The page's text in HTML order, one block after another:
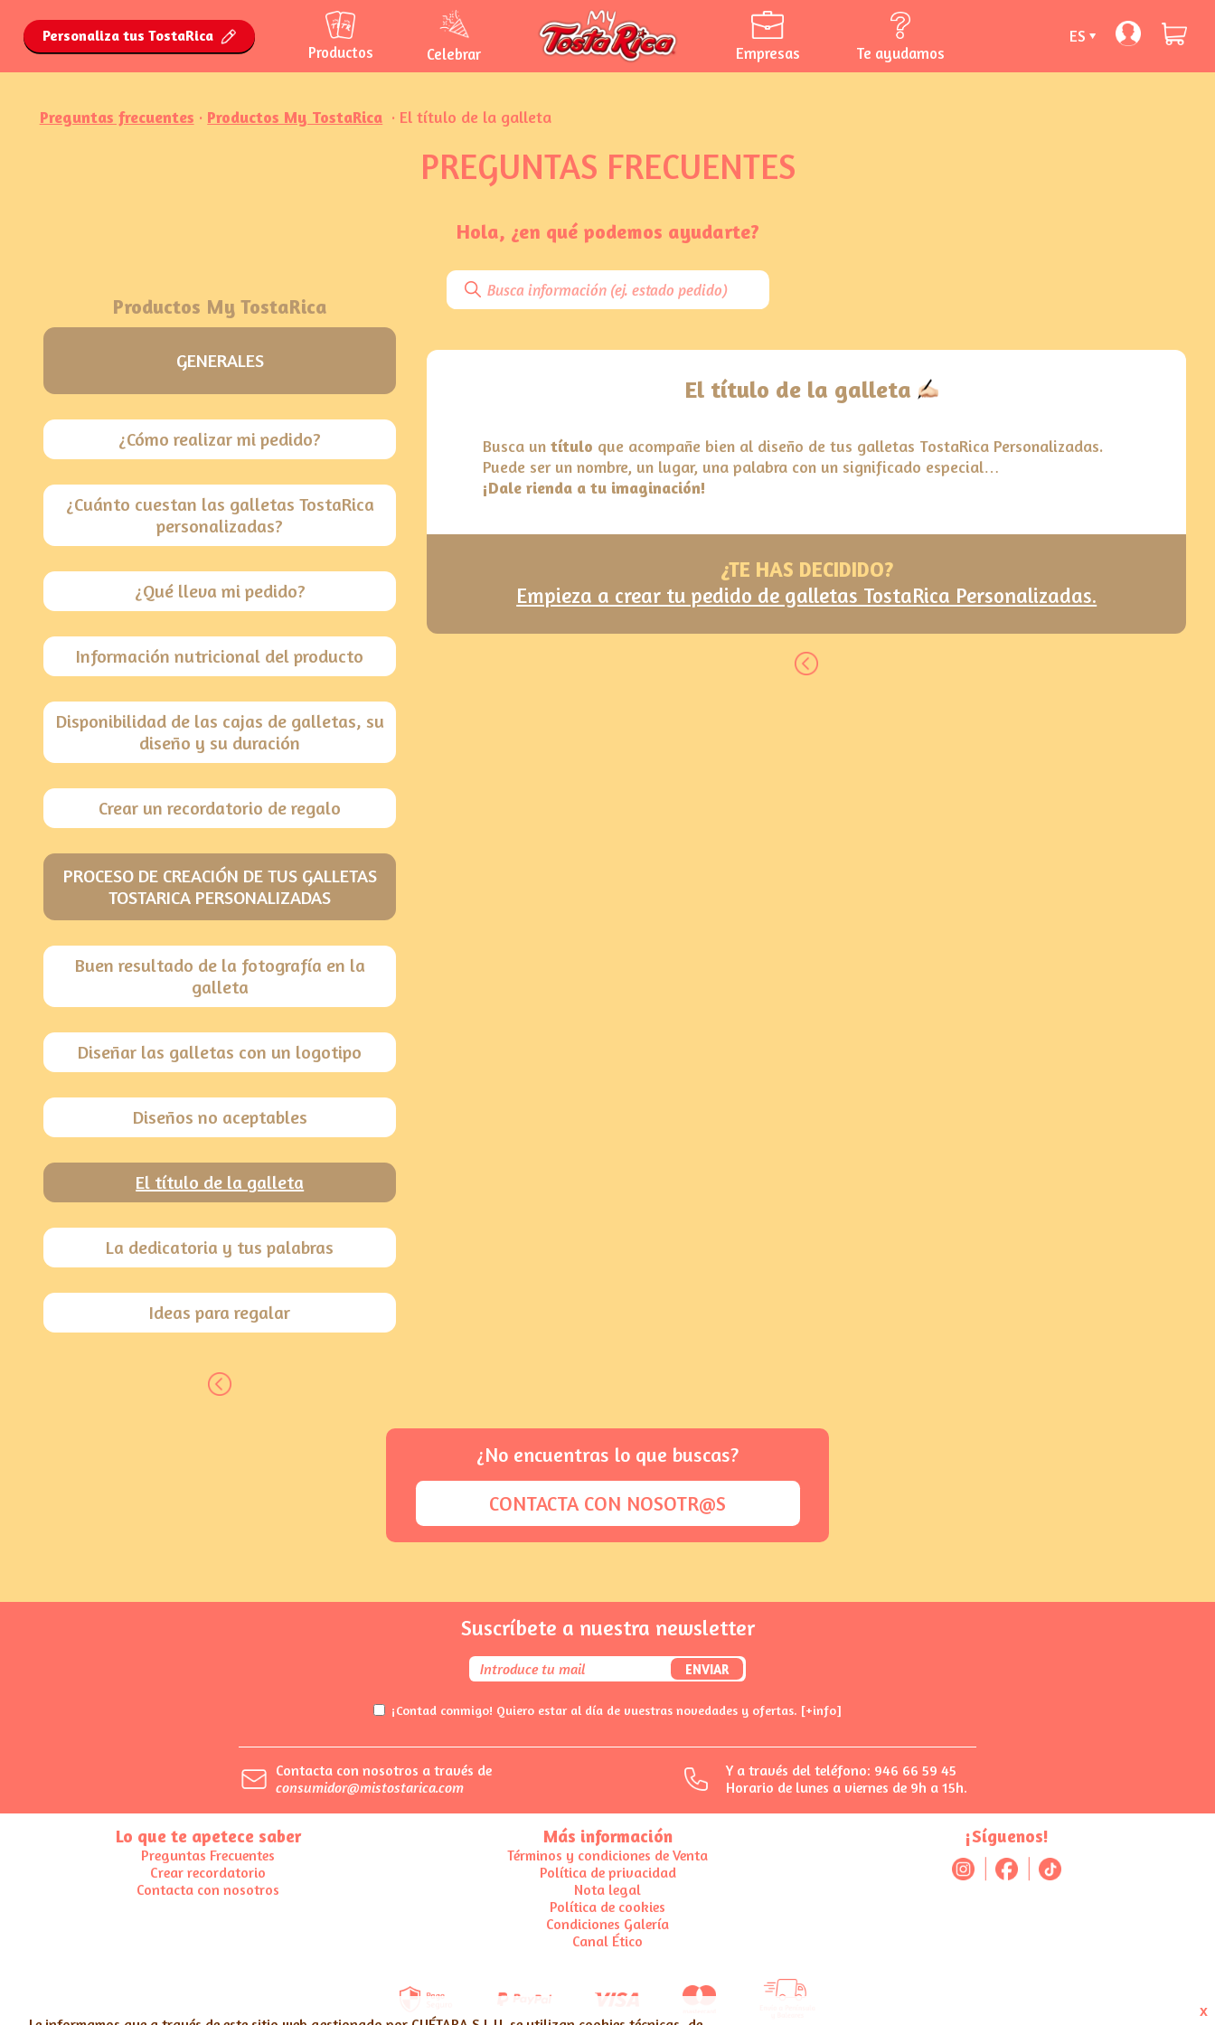
x
Personaliza tus TostaRica
Productos
Celebrar Empresas Te ayudamos
ES
Preguntas frecuentes · Productos My TostaRica · El título de la galleta
PREGUNTAS FRECUENTES
Hola, ¿en qué podemos ayudarte?
Productos My TostaRica
GENERALES
¿Cómo realizar mi pedido?
¿Cuánto cuestan las galletas TostaRica
personalizadas?
¿Qué lleva mi pedido?
Información nutricional del producto
Disponibilidad de las cajas de galletas, su
diseño y su duración
Crear un recordatorio de regalo
PROCESO DE CREACIÓN DE TUS GALLETAS
TOSTARICA PERSONALIZADAS
Buen resultado de la fotografía en la
galleta
Diseñar las galletas con un logotipo
Diseños no aceptables
El título de la galleta
La dedicatoria y tus palabras
Ideas para regalar
El título de la galleta
Busca untítulo que acompañe bien al diseño de tus galletas TostaRica Personalizadas.
Puede ser un nombre, un lugar, una palabra con un significado especial…
¡Dale rienda a tu imaginación!
¿TE HAS DECIDIDO?
Empieza a crear tu pedido de galletas TostaRica Personalizadas.
¿No encuentras lo que buscas?
CONTACTA CON NOSOTR@S
Suscríbete a nuestra newsletter
ENVIAR
¡Contad conmigo! Quiero estar al día de vuestras novedades y ofertas. [+info]
Contacta con nosotros a través de
consumidor@mistostarica.com
Y a través del teléfono: 946 66 59 45
Horario de lunes a viernes de 9h a 15h.
Lo que te apetece saber
Preguntas Frecuentes
Crear recordatorio
Contacta con nosotros
Más información
Términos y condiciones de Venta
Política de privacidad
Nota legal
Política de cookies
Condiciones Galería
Canal Ético
¡Síguenos!